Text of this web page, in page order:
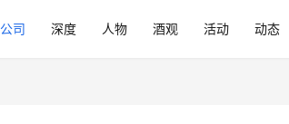
公司 深度 人物 酒观 活动 动态